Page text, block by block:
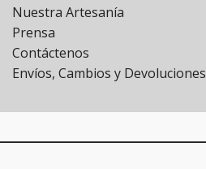
Nuestra Artesanía
Prensa
Contáctenos
Envíos, Cambios y Devoluciones